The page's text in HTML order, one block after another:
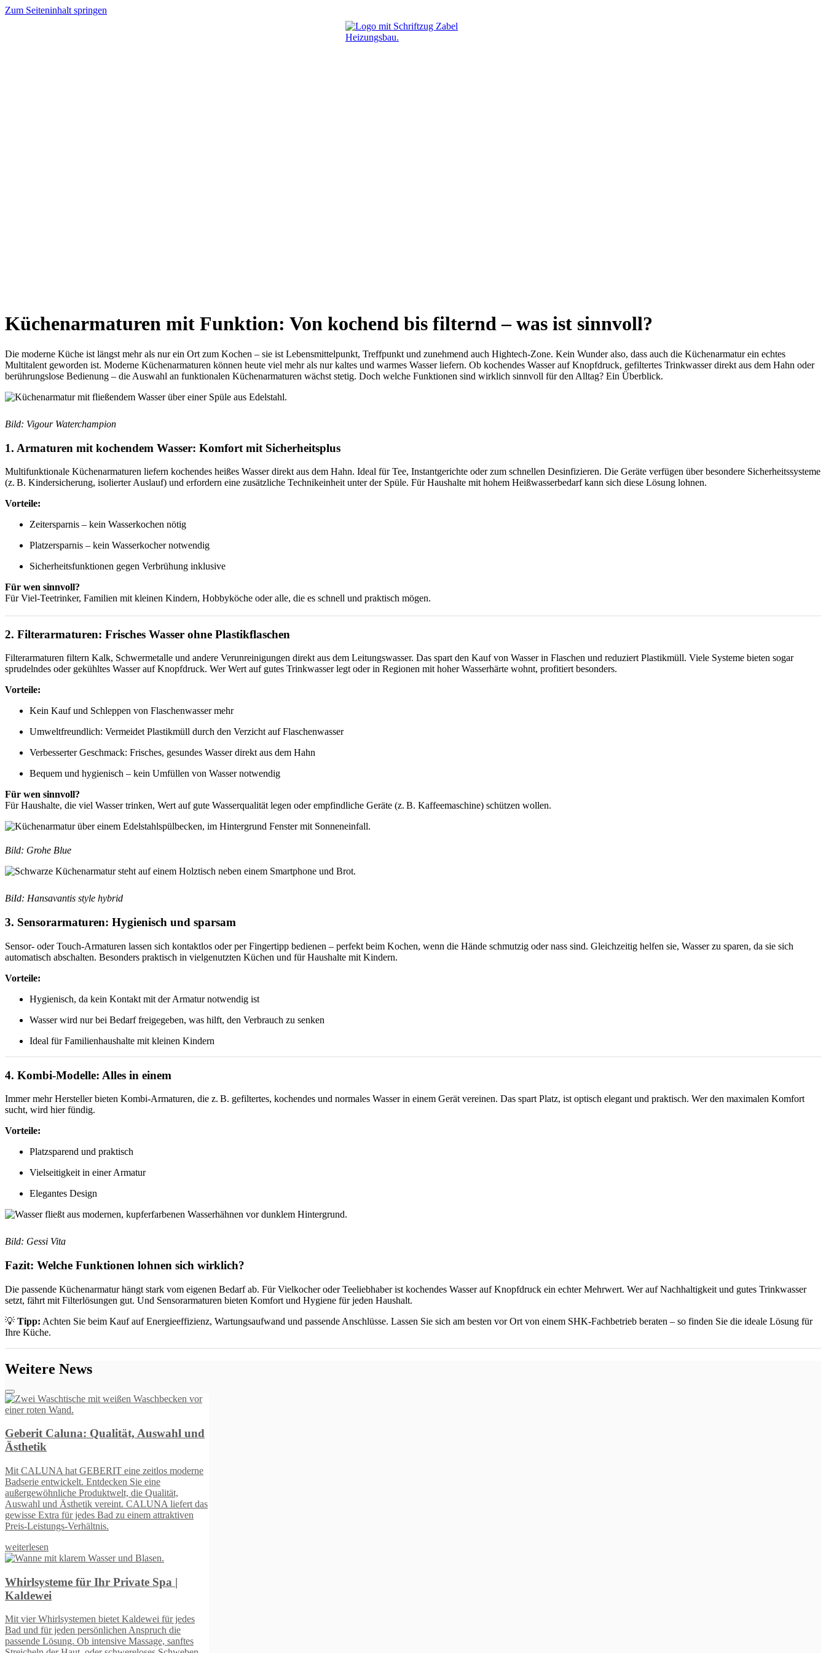
Zum Seiteninhalt springen
Küchenarmaturen mit Funktion: Von kochend bis filternd – was ist sinnvoll?
Die moderne Küche ist längst mehr als nur ein Ort zum Kochen – sie ist Lebensmittelpunkt, Treffpunkt und zunehmend auch Hightech-Zone. Kein Wunder also, dass auch die Küchenarmatur ein echtes
Multitalent geworden ist. Moderne Küchenarmaturen können heute viel mehr als nur kaltes und warmes Wasser liefern. Ob kochendes Wasser auf Knopfdruck, gefiltertes Trinkwasser direkt aus dem Hahn oder
berührungslose Bedienung – die Auswahl an funktionalen Küchenarmaturen wächst stetig. Doch welche Funktionen sind wirklich sinnvoll für den Alltag? Ein Überblick.
Bild: Vigour Waterchampion
1. Armaturen mit kochendem Wasser: Komfort mit Sicherheitsplus
Multifunktionale Küchenarmaturen liefern kochendes heißes Wasser direkt aus dem Hahn. Ideal für Tee, Instantgerichte oder zum schnellen Desinfizieren. Die Geräte verfügen über besondere Sicherheitssysteme
(z. B. Kindersicherung, isolierter Auslauf) und erfordern eine zusätzliche Technikeinheit unter der Spüle. Für Haushalte mit hohem Heißwasserbedarf kann sich diese Lösung lohnen.
Vorteile:
Zeitersparnis – kein Wasserkochen nötig
Platzersparnis – kein Wasserkocher notwendig
Sicherheitsfunktionen gegen Verbrühung inklusive
Für wen sinnvoll?
Für Viel-Teetrinker, Familien mit kleinen Kindern, Hobbyköche oder alle, die es schnell und praktisch mögen.
2. Filterarmaturen: Frisches Wasser ohne Plastikflaschen
Filterarmaturen filtern Kalk, Schwermetalle und andere Verunreinigungen direkt aus dem Leitungswasser. Das spart den Kauf von Wasser in Flaschen und reduziert Plastikmüll. Viele Systeme bieten sogar
sprudelndes oder gekühltes Wasser auf Knopfdruck. Wer Wert auf gutes Trinkwasser legt oder in Regionen mit hoher Wasserhärte wohnt, profitiert besonders.
Vorteile:
Kein Kauf und Schleppen von Flaschenwasser mehr
Umweltfreundlich: Vermeidet Plastikmüll durch den Verzicht auf Flaschenwasser
Verbesserter Geschmack: Frisches, gesundes Wasser direkt aus dem Hahn
Bequem und hygienisch – kein Umfüllen von Wasser notwendig
Für wen sinnvoll?
Für Haushalte, die viel Wasser trinken, Wert auf gute Wasserqualität legen oder empfindliche Geräte (z. B. Kaffeemaschine) schützen wollen.
Bild: Grohe Blue
BiId: Hansavantis style hybrid
3. Sensorarmaturen: Hygienisch und sparsam
Sensor- oder Touch-Armaturen lassen sich kontaktlos oder per Fingertipp bedienen – perfekt beim Kochen, wenn die Hände schmutzig oder nass sind. Gleichzeitig helfen sie, Wasser zu sparen, da sie sich
automatisch abschalten. Besonders praktisch in vielgenutzten Küchen und für Haushalte mit Kindern.
Vorteile:
Hygienisch, da kein Kontakt mit der Armatur notwendig ist
Wasser wird nur bei Bedarf freigegeben, was hilft, den Verbrauch zu senken
Ideal für Familienhaushalte mit kleinen Kindern
4. Kombi-Modelle: Alles in einem
Immer mehr Hersteller bieten Kombi-Armaturen, die z. B. gefiltertes, kochendes und normales Wasser in einem Gerät vereinen. Das spart Platz, ist optisch elegant und praktisch. Wer den maximalen Komfort
sucht, wird hier fündig.
Vorteile:
Platzsparend und praktisch
Vielseitigkeit in einer Armatur
Elegantes Design
Bild: Gessi Vita
Fazit: Welche Funktionen lohnen sich wirklich?
Die passende Küchenarmatur hängt stark vom eigenen Bedarf ab. Für Vielkocher oder Teeliebhaber ist kochendes Wasser auf Knopfdruck ein echter Mehrwert. Wer auf Nachhaltigkeit und gutes Trinkwasser
setzt, fährt mit Filterlösungen gut. Und Sensorarmaturen bieten Komfort und Hygiene für jeden Haushalt.
💡 Tipp: Achten Sie beim Kauf auf Energieeffizienz, Wartungsaufwand und passende Anschlüsse. Lassen Sie sich am besten vor Ort von einem SHK-Fachbetrieb beraten – so finden Sie die ideale Lösung für
Ihre Küche.
Weitere News